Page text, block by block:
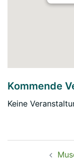
Kommende
Keine